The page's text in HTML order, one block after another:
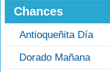
Chances
Antioqueñita Día
Dorado Mañana